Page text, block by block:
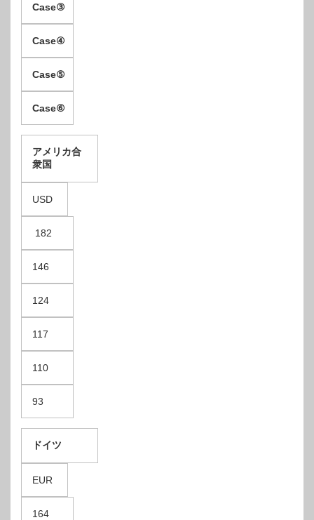
Case③
Case④
Case⑤
Case⑥
アメリカ合
衆国
USD
182
146
124
117
110
93
ドイツ
EUR
164